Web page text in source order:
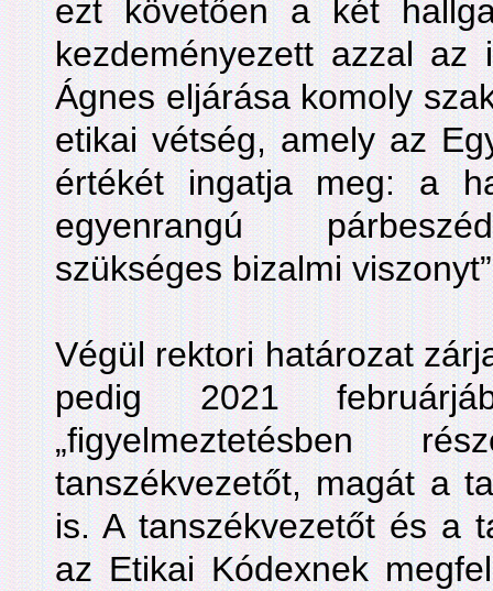
ezt követően a két
kezdeményezett azzal az
Ágnes eljárása komoly
etikai vétség, amely az
értékét ingatja meg: a
egyenrangú
szükséges bizalmi
Végül rektori határozat
pedig 2021
„figyelmeztetésben
tanszékvezetőt, magát a
is. A tanszékvezetőt és a
az Etikai Kódexnek